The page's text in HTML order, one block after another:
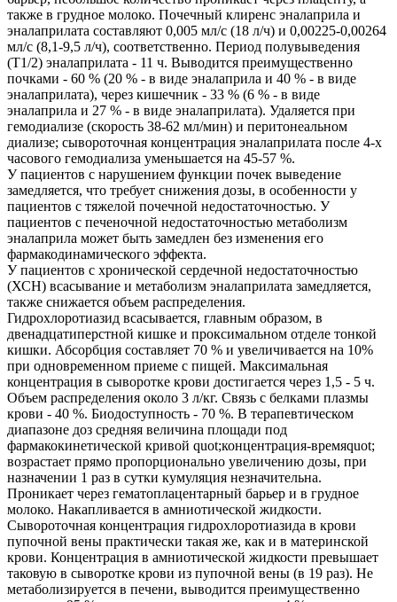
также в грудное молоко. Почечный клиренс эналаприла и
эналаприлата составляют 0,005 мл/с (18 л/ч) и 0,00225-0,00264
мл/с (8,1-9,5 л/ч), соответственно. Период полувыведения
(Т1/2) эналаприлата - 11 ч. Выводится преимущественно
почками - 60 % (20 % - в виде эналаприла и 40 % - в виде
эналаприлата), через кишечник - 33 % (6 % - в виде
эналаприла и 27 % - в виде эналаприлата). Удаляется при
гемодиализе (скорость 38-62 мл/мин) и перитонеальном
диализе; сывороточная концентрация эналаприлата после 4-х
часового гемодиализа уменьшается на 45-57 %.
У пациентов с нарушением функции почек выведение
замедляется, что требует снижения дозы, в особенности у
пациентов с тяжелой почечной недостаточностью. У
пациентов с печеночной недостаточностью метаболизм
эналаприла может быть замедлен без изменения его
фармакодинамического эффекта.
У пациентов с хронической сердечной недостаточностью
(ХСН) всасывание и метаболизм эналаприлата замедляется,
также снижается объем распределения.
Гидрохлоротиазид всасывается, главным образом, в
двенадцатиперстной кишке и проксимальном отделе тонкой
кишки. Абсорбция составляет 70 % и увеличивается на 10%
при одновременном приеме с пищей. Максимальная
концентрация в сыворотке крови достигается через 1,5 - 5 ч.
Объем распределения около 3 л/кг. Связь с белками плазмы
крови - 40 %. Биодоступность - 70 %. В терапевтическом
диапазоне доз средняя величина площади под
фармакокинетической кривой quot;концентрация-времяquot;
возрастает прямо пропорционально увеличению дозы, при
назначении 1 раз в сутки кумуляция незначительна.
Проникает через гематоплацентарный барьер и в грудное
молоко. Накапливается в амниотической жидкости.
Сывороточная концентрация гидрохлоротиазида в крови
пупочной вены практически такая же, как и в материнской
крови. Концентрация в амниотической жидкости превышает
таковую в сыворотке крови из пупочной вены (в 19 раз). Не
метаболизируется в печени, выводится преимущественно